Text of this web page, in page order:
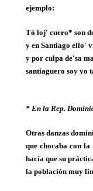
ejemplo:
Tó loj' cuero* son
y en Santiago ello'
y por culpa de'sa
santiaguero soy yo
* En la Rep.
Otras danzas
que chocaba con
hacía que su
la población muy